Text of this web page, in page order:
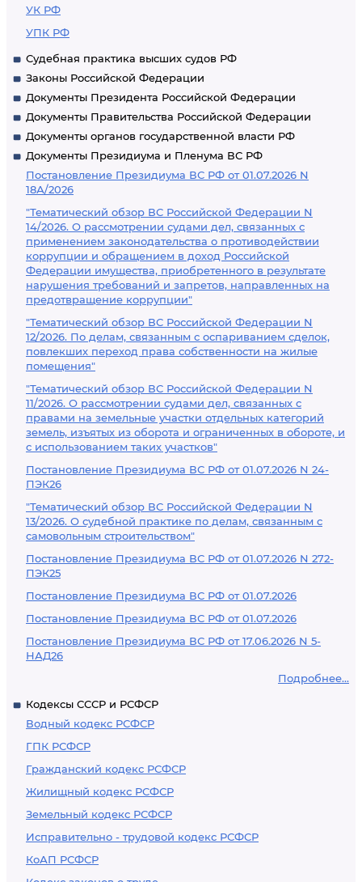
УК РФ
УПК РФ
Судебная практика высших судов РФ
Законы Российской Федерации
Документы Президента Российской Федерации
Документы Правительства Российской Федерации
Документы органов государственной власти РФ
Документы Президиума и Пленума ВС РФ
Постановление Президиума ВС РФ от 01.07.2026 N
18А/2026
"Тематический обзор ВС Российской Федерации N
14/2026. О рассмотрении судами дел, связанных с
применением законодательства о противодействии
коррупции и обращением в доход Российской
Федерации имущества, приобретенного в результате
нарушения требований и запретов, направленных на
предотвращение коррупции"
"Тематический обзор ВС Российской Федерации N
12/2026. По делам, связанным с оспариванием сделок,
повлекших переход права собственности на жилые
помещения"
"Тематический обзор ВС Российской Федерации N
11/2026. О рассмотрении судами дел, связанных с
правами на земельные участки отдельных категорий
земель, изъятых из оборота и ограниченных в обороте, и
с использованием таких участков"
Постановление Президиума ВС РФ от 01.07.2026 N 24-
ПЭК26
"Тематический обзор ВС Российской Федерации N
13/2026. О судебной практике по делам, связанным с
самовольным строительством"
Постановление Президиума ВС РФ от 01.07.2026 N 272-
ПЭК25
Постановление Президиума ВС РФ от 01.07.2026
Постановление Президиума ВС РФ от 01.07.2026
Постановление Президиума ВС РФ от 17.06.2026 N 5-
НАД26
Подробнее...
Кодексы СССР и РСФСР
Водный кодекс РСФСР
ГПК РСФСР
Гражданский кодекс РСФСР
Жилищный кодекс РСФСР
Земельный кодекс РСФСР
Исправительно - трудовой кодекс РСФСР
КоАП РСФСР